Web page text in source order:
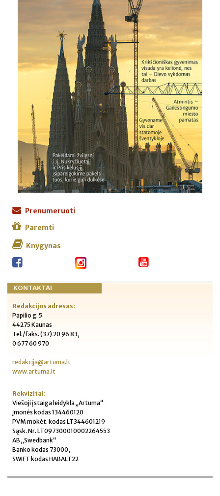
Prenumeruoti
Paremti
Knygynas
KONTAKTAI
Redakcijos adresas:
Papilio g. 5
44275 Kaunas
Tel./faks. (37) 20 96 83,
0 677 60 970
redakcija@artuma.lt
www.artuma.lt
Rekvizitai:
Viešoji įstaiga leidykla „Artuma“
Įmonės kodas 134460120
PVM mokėt. kodas LT344601219
Sąsk. Nr. LT097300010002264553
AB „Swedbank“
Banko kodas 73000,
SWIFT kodas HABALT22